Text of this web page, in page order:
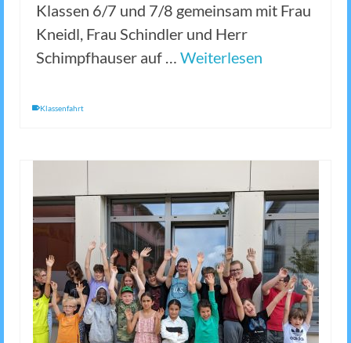
Klassen 6/7 und 7/8 gemeinsam mit Frau
Kneidl, Frau Schindler und Herr
Schimpfhauser auf … Weiterlesen
Klassenfahrt